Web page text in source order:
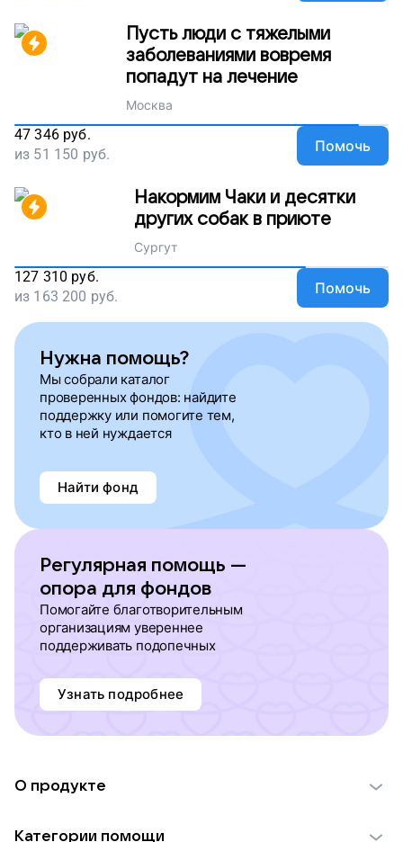
Пусть люди с тяжелыми
заболеваниями вовремя
попадут на лечение
Москва
47 346 руб.
из 51 150 руб. Помочь
Накормим Чаки и десятки
других собак в приюте
Сургут
127 310 руб.
из 163 200 руб. Помочь
Нужна помощь?
Мы собрали каталог
проверенных фондов: найдите
поддержку или помогите тем,
кто в ней нуждается
Найти фонд
Регулярная помощь —
опора для фондов
Помогайте благотворительным
организациям увереннее
поддерживать подопечных
Узнать подробнее
О продукте
Категории помощи